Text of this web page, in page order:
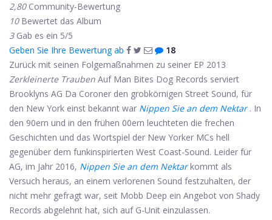
2,80 Community-Bewertung
10 Bewertet das Album
3 Gab es ein 5/5
Geben Sie Ihre Bewertung ab
18
Zurück mit seinen Folgemaßnahmen zu seiner EP 2013
Zerkleinerte Trauben Auf Man Bites Dog Records serviert
Brooklyns AG Da Coroner den grobkörnigen Street Sound, für
den New York einst bekannt war Nippen Sie an dem Nektar . In
den 90ern und in den frühen 00ern leuchteten die frechen
Geschichten und das Wortspiel der New Yorker MCs hell
gegenüber dem funkinspirierten West Coast-Sound. Leider für
AG, im Jahr 2016, Nippen Sie an dem Nektar kommt als
Versuch heraus, an einem verlorenen Sound festzuhalten, der
nicht mehr gefragt war, seit Mobb Deep ein Angebot von Shady
Records abgelehnt hat, sich auf G-Unit einzulassen.